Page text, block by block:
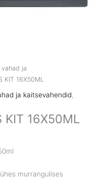
ja
KIT 16X50ML
ja kaitsevahendid
KIT 16X50ML
murrangulises